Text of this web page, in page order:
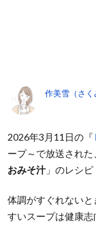
作美雪（さく
2026年3月11日の『
ープ～で放送され
おみそ汁」のレシピ
体調がすぐれない
すいスープは健康